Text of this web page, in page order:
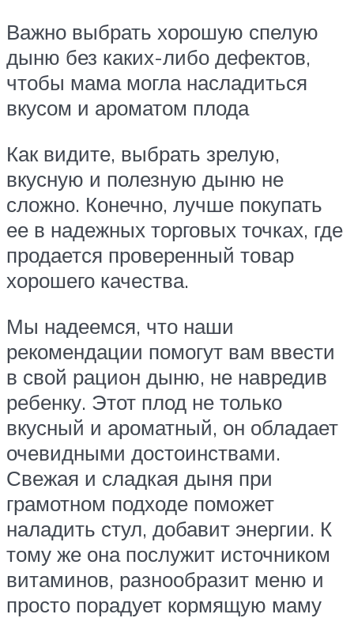
Важно выбрать хорошую спелую
дыню без каких-либо дефектов,
чтобы мама могла насладиться
вкусом и ароматом плода
Как видите, выбрать зрелую,
вкусную и полезную дыню не
сложно. Конечно, лучше покупать
ее в надежных торговых точках, где
продается проверенный товар
хорошего качества.
Мы надеемся, что наши
рекомендации помогут вам ввести
в свой рацион дыню, не навредив
ребенку. Этот плод не только
вкусный и ароматный, он обладает
очевидными достоинствами.
Свежая и сладкая дыня при
грамотном подходе поможет
наладить стул, добавит энергии. К
тому же она послужит источником
витаминов, разнообразит меню и
просто порадует кормящую маму